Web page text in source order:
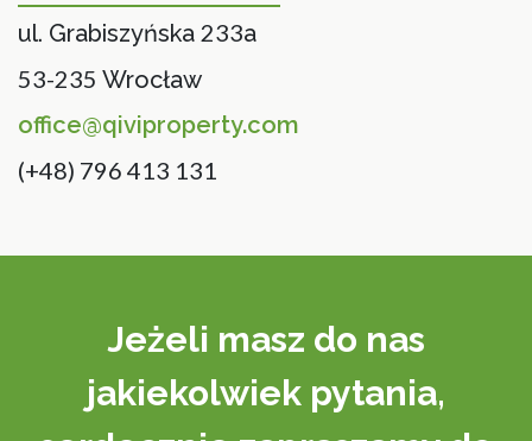
ul. Grabiszyńska 233a
53-235 Wrocław
office@qiviproperty.com
(+48) 796 413 131
Jeżeli masz do nas
jakiekolwiek pytania,